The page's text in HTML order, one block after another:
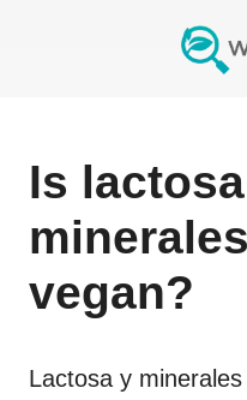
Is
vegan?
Lactosa y